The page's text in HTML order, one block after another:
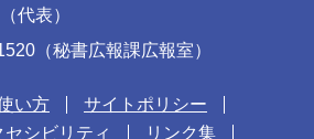
代表）
（秘書広報課広報室）
い方
サイトポリシー
セシビリティ
リンク集